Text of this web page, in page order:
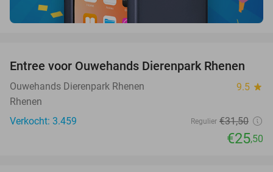
19%
Entree voor Ouwehands Dierenpark Rhenen
Ouwehands Dierenpark Rhenen 9.5 star
Rhenen
Verkocht: 3.459
Regulier €31,50
€25,50